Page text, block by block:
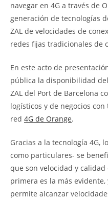
navegar en 4G a través de
generación de tecnologías
ZAL de velocidades de
redes fijas tradicionales de
En este acto de
pública la disponibilidad
ZAL del Port de Barcelona
logísticos y de negocios
red 4G de Orange.
Gracias a la tecnología 4G,
como particulares- se
que son velocidad y calidad
primera es la más
permite alcanzar